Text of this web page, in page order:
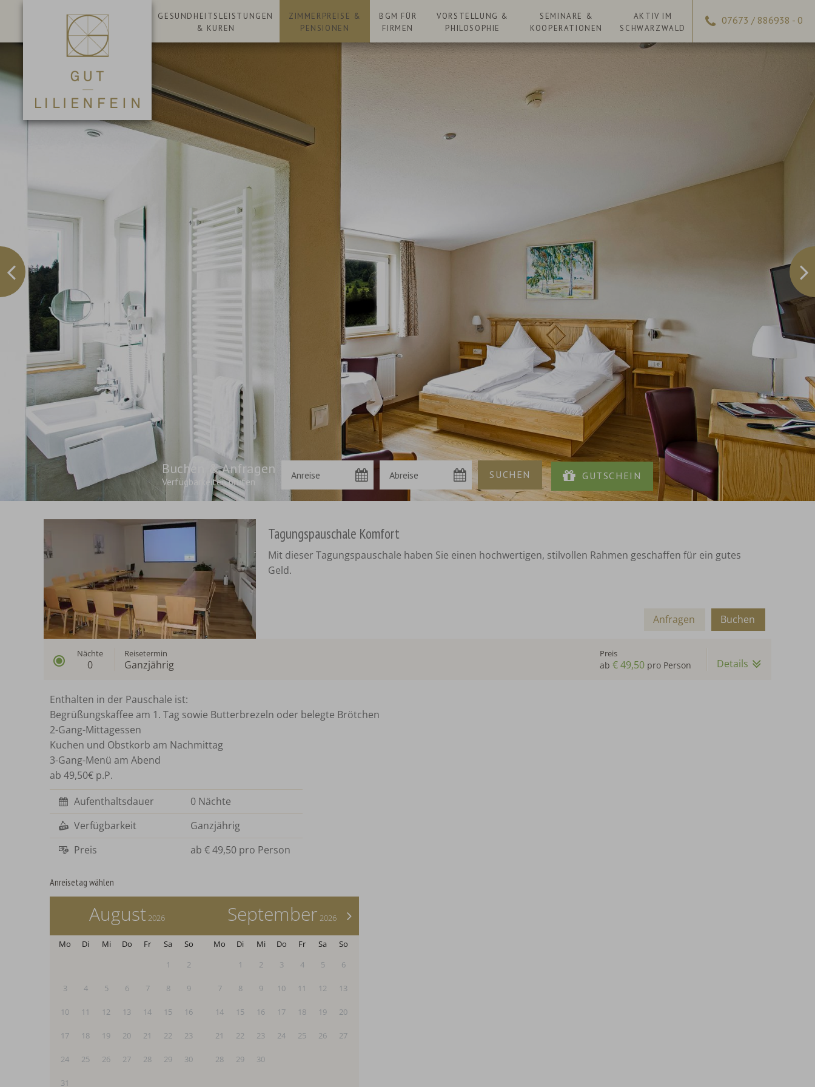
07673 / 886938 - 0
GESUNDHEITSLEISTUNGEN
& KUREN
ZIMMERPREISE &
PENSIONEN
BGM FÜR
FIRMEN
VORSTELLUNG &
PHILOSOPHIE
SEMINARE &
KOOPERATIONEN
AKTIV IM
SCHWARZWALD
Buchen & Anfragen
Verfügbarkeiten prüfen
Tagungspauschale Komfort
Mit dieser Tagungspauschale haben Sie einen hochwertigen, stilvollen Rahmen geschaffen für ein gutes
Geld.
Buchen
Anfragen
Nächte
0
Reisetermin
Ganzjährig
Preis
ab € 49,50 pro Person Details
Enthalten in der Pauschale ist:
Begrüßungskaffee am 1. Tag sowie Butterbrezeln oder belegte Brötchen
2-Gang-Mittagessen
Kuchen und Obstkorb am Nachmittag
3-Gang-Menü am Abend
ab 49,50€ p.P.
Aufenthaltsdauer
0 Nächte
Verfügbarkeit
Ganzjährig
Preis
ab € 49,50 pro Person
Anreisetag wählen
August 2026
Mo Di Mi Do Fr Sa
So
1
2
3 4 5 6 7 8 9
10 11 12 13 14 15 16
17 18 19 20 21 22 23
24 25 26 27 28 29 30
31
>
September 2026
Mo Di Mi Do Fr Sa
So
1
2 3 4 5 6
7 8 9 10 11 12 13
14 15 16 17 18 19 20
21 22 23 24 25 26 27
28 29 30